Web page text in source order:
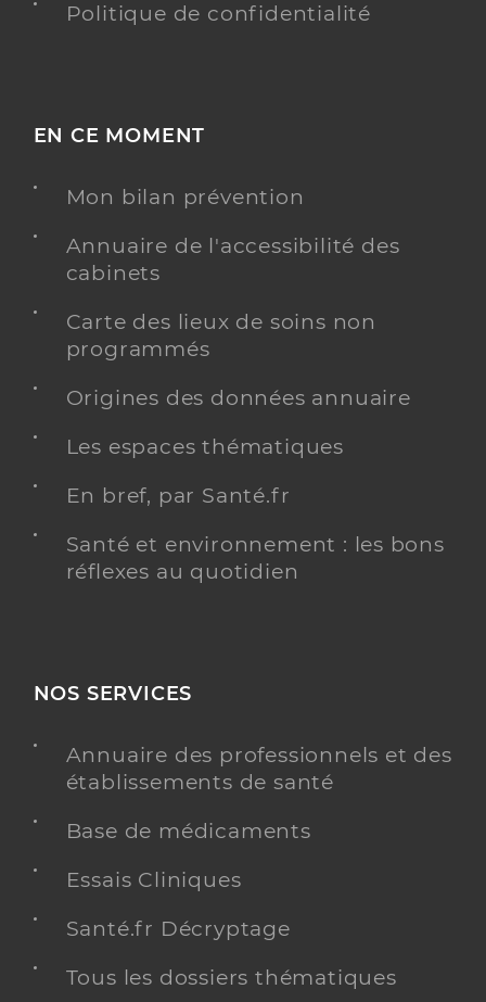
Politique de confidentialité
EN CE MOMENT
Mon bilan prévention
Annuaire de l'accessibilité des
cabinets
Carte des lieux de soins non
programmés
Origines des données annuaire
Les espaces thématiques
En bref, par Santé.fr
Santé et environnement : les bons
réflexes au quotidien
NOS SERVICES
Annuaire des professionnels et des
établissements de santé
Base de médicaments
Essais Cliniques
Santé.fr Décryptage
Tous les dossiers thématiques